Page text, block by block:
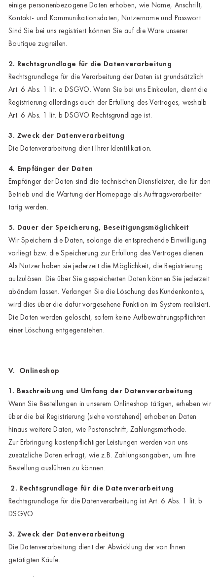
einige personenbezogene Daten erhoben, wie Name, Anschrift,
Kontakt- und Kommunikationsdaten, Nutzername und Passwort.
Sind Sie bei uns registriert können Sie auf die Ware unserer
Boutique zugreifen.
2. Rechtsgrundlage für die Datenverarbeitung
Rechtsgrundlage für die Verarbeitung der Daten ist grundsätzlich
Art. 6 Abs. 1 lit. a DSGVO. Wenn Sie bei uns Einkaufen, dient die
Registrierung allerdings auch der Erfüllung des Vertrages, weshalb
Art. 6 Abs. 1 lit. b DSGVO Rechtsgrundlage ist.
3. Zweck der Datenverarbeitung
Die Datenverarbeitung dient Ihrer Identifikation.
4. Empfänger der Daten
Empfänger der Daten sind die technischen Dienstleister, die für den
Betrieb und die Wartung der Homepage als Auftragsverarbeiter
tätig werden.
5. Dauer der Speicherung, Beseitigungsmöglichkeit
Wir Speichern die Daten, solange die entsprechende Einwilligung
vorliegt bzw. die Speicherung zur Erfüllung des Vertrages dienen.
Als Nutzer haben sie jederzeit die Möglichkeit, die Registrierung
aufzulösen. Die über Sie gespeicherten Daten können Sie jederzeit
abändern lassen. Verlangen Sie die Löschung des Kundenkontos,
wird dies über die dafür vorgesehene Funktion im System realisiert.
Die Daten werden gelöscht, sofern keine Aufbewahrungspflichten
einer Löschung entgegenstehen.
V. Onlineshop
1. Beschreibung und Umfang der Datenverarbeitung
Wenn Sie Bestellungen in unserem Onlineshop tätigen, erheben wir
über die bei Registrierung (siehe vorstehend) erhobenen Daten
hinaus weitere Daten, wie Postanschrift, Zahlungsmethode.
Zur Erbringung kostenpflichtiger Leistungen werden von uns
zusätzliche Daten erfragt, wie z.B. Zahlungsangaben, um Ihre
Bestellung ausführen zu können.
2. Rechtsgrundlage für die Datenverarbeitung
Rechtsgrundlage für die Datenverarbeitung ist Art. 6 Abs. 1 lit. b
DSGVO.
3. Zweck der Datenverarbeitung
Die Datenverarbeitung dient der Abwicklung der von Ihnen
getätigten Käufe.